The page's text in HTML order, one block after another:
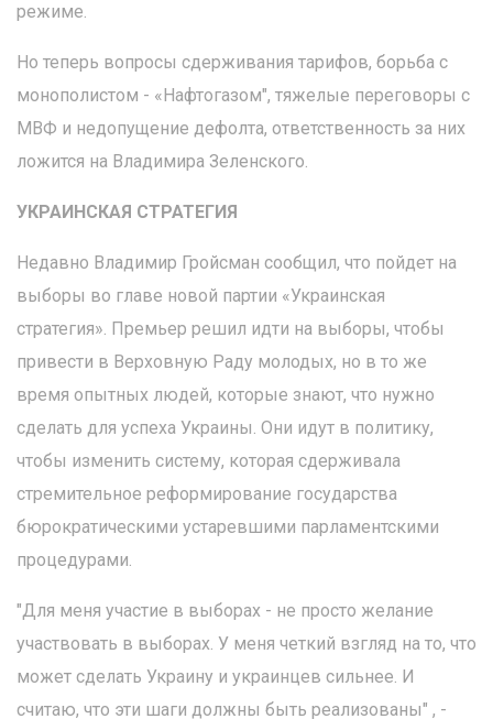
режиме.
Но теперь вопросы сдерживания тарифов, борьба с
монополистом - «Нафтогазом", тяжелые переговоры с
МВФ и недопущение дефолта, ответственность за них
ложится на Владимира Зеленского.
УКРАИНСКАЯ СТРАТЕГИЯ
Недавно Владимир Гройсман сообщил, что пойдет на
выборы во главе новой партии «Украинская
стратегия». Премьер решил идти на выборы, чтобы
привести в Верховную Раду молодых, но в то же
время опытных людей, которые знают, что нужно
сделать для успеха Украины. Они идут в политику,
чтобы изменить систему, которая сдерживала
стремительное реформирование государства
бюрократическими устаревшими парламентскими
процедурами.
"Для меня участие в выборах - не просто желание
участвовать в выборах. У меня четкий взгляд на то, что
может сделать Украину и украинцев сильнее. И
считаю, что эти шаги должны быть реализованы" , -